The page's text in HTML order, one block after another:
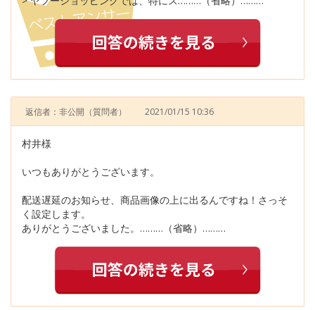
返信者：非公開 （質問者） 2021/01/15 10:36
村井様
いつもありがとうございます。
配送遅延のお知らせ、商品画像の上に出るんですね！さっそ
く設定します。
ありがとうございました。………（省略）………